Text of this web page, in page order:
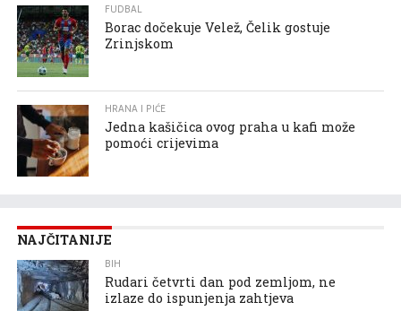
FUDBAL
Borac dočekuje Velež, Čelik gostuje
Zrinjskom
HRANA I PIĆE
Jedna kašičica ovog praha u kafi može
pomoći crijevima
NAJČITANIJE
BIH
Rudari četvrti dan pod zemljom, ne
izlaze do ispunjenja zahtjeva